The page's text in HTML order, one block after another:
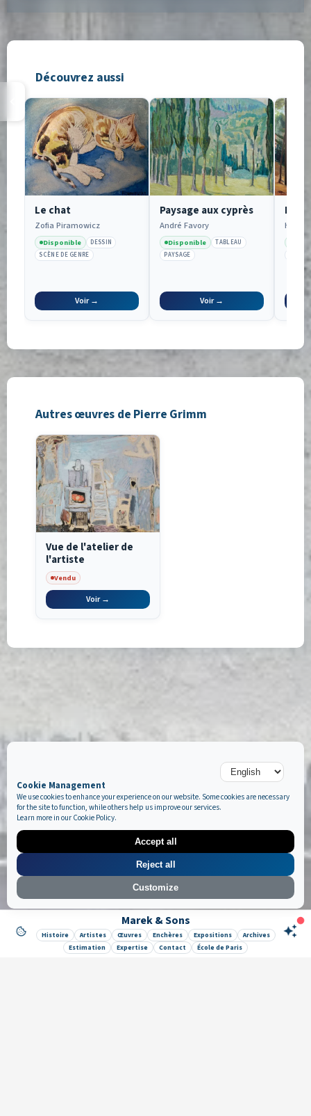
Découvrez aussi
Le chat
Zofia Piramowicz
Disponible
DESSIN
SCÈNE DE GENRE
Voir →
Paysage aux cyprès
André Favory
Disponible
TABLEAU
PAYSAGE
Voir →
Henri
Autres œuvres de Pierre Grimm
Vue de l'atelier de
l'artiste
Vendu
Voir →
Marek & Sons
Histoire Artistes Œuvres Enchères Expositions
Archives
Estimation
Expertise Contact École de Paris
Like it ? Share it !
Cookie Management
We use cookies to enhance your experience on our website. Some cookies are necessary
for the site to function, while others help us improve our services.
Learn more in our Cookie Policy.
Accept all
Reject all
Customize